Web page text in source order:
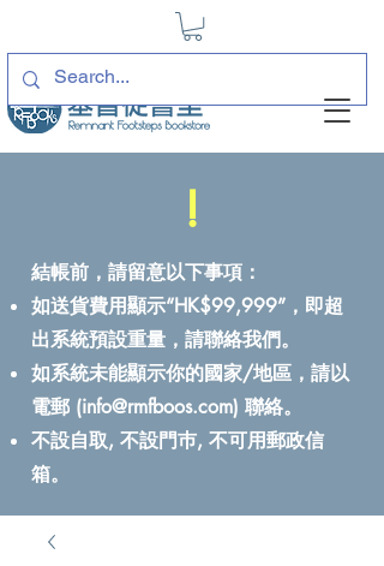
!
結帳前，請留意以下事項：
如送貨費用顯示“HK$99,999”，即超
出系統預設重量，請聯絡我們。
如系統未能顯示你的國家/地區，請以
電郵 (info@rmfboos.com) 聯絡。
不設自取, 不設門巿, 不可用郵政信
箱。